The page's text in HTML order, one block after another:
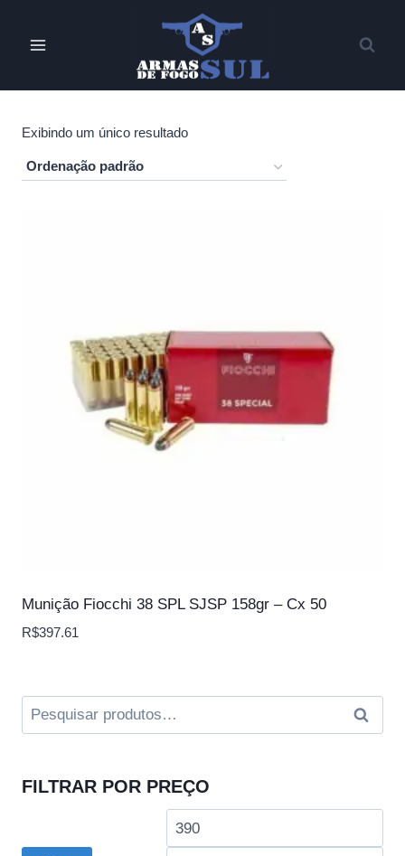
Exibindo um único resultado
Munição Fiocchi 38 SPL SJSP 158gr – Cx 50
R$397.61
Pesquisar
por:
FILTRAR POR PREÇO
Preço